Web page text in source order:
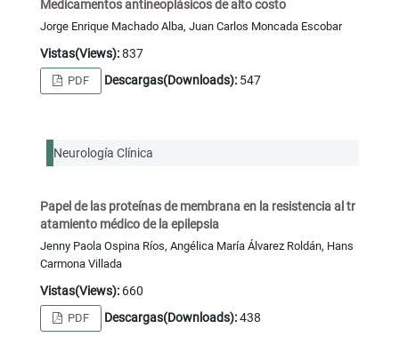
Medicamentos antineoplásicos de alto costo
Jorge Enrique Machado Alba, Juan Carlos Moncada Escobar
Vistas(Views):837
PDF Descargas(Downloads): 547
Neurología Clínica
Papel de las proteínas de membrana en la resistencia al tr
atamiento médico de la epilepsia
Jenny Paola Ospina Ríos, Angélica María Álvarez Roldán, Hans
Carmona Villada
Vistas(Views):660
PDF Descargas(Downloads):438